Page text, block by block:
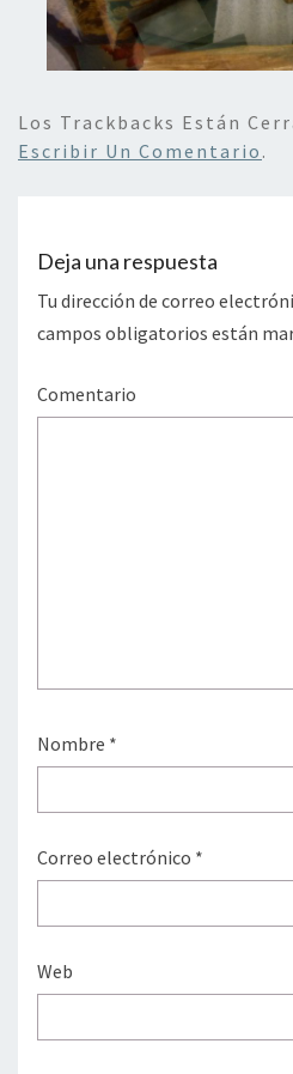
Los Trackbacks Están
Escribir Un Comentario .
Deja una respuesta
Tu dirección de correo
campos obligatorios están
Comentario
Nombre *
Correo electrónico *
Web